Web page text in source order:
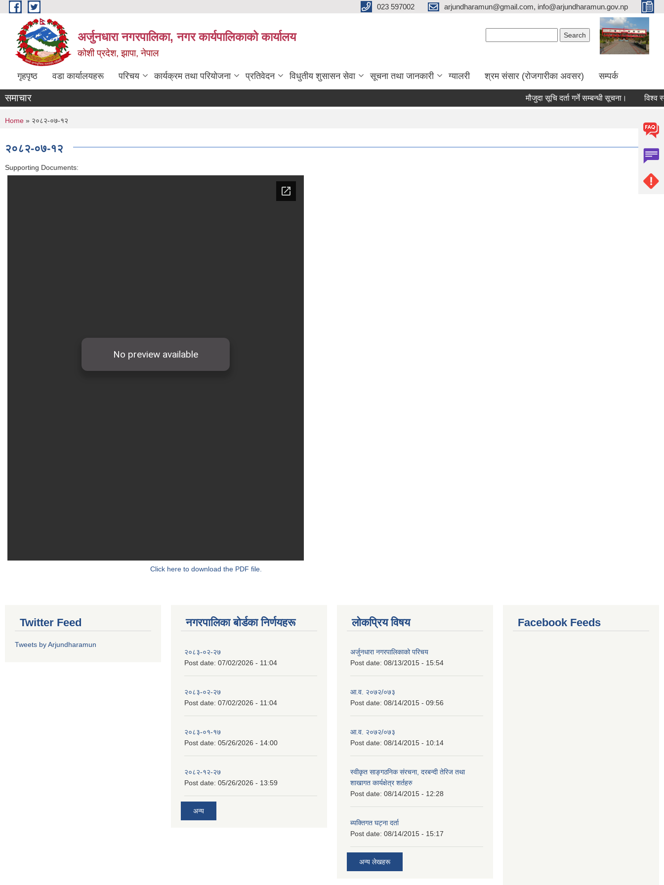
Skip to main content 023 597002 arjundharamun@gmail.com, info@arjundharamun.gov.np
अर्जुनधारा नगरपालिका, नगर कार्यपालिकाको कार्यालय
कोशी प्रदेश, झापा, नेपाल
गृहपृष्ठ वडा कार्यालयहरू परिचय कार्यक्रम तथा परियोजना प्रतिवेदन विधुतीय शुसासन सेवा सूचना तथा जानकारी ग्यालरी श्रम संसार (रोजगारीका अवसर) सम्पर्क
समाचार मौजुदा सूचि दर्ता गर्ने सम्बन्धी सूचना। विश्व
You are here
Home » २०८२-०७-१२
२०८२-०७-१२
Supporting Documents:
Click here to download the PDF file.
Twitter Feed
Tweets by Arjundharamun
नगरपालिका बाेर्डका निर्णयहरू
२०८३-०२-२७
Post date: 07/02/2026 - 11:04
२०८३-०२-२७
Post date: 07/02/2026 - 11:04
२०८३-०१-१७
Post date: 05/26/2026 - 14:00
२०८२-१२-२७
Post date: 05/26/2026 - 13:59
अन्य
लोकप्रिय विषय
अर्जुनधारा नगरपालिकाको परिचय
Post date: 08/13/2015 - 15:54
आ.व. २०७२/०७३
Post date: 08/14/2015 - 09:56
आ.व. २०७२/०७३
Post date: 08/14/2015 - 10:14
स्वीकृत साङ्गठनिक संरचना, दरबन्दी तेरिज तथा
शाखागत कार्यक्षेत्र शर्तहरु
Post date: 08/14/2015 - 12:28
ब्यक्तिगत घट्ना दर्ता
Post date: 08/14/2015 - 15:17
अन्य लेखहरू
Facebook Feeds